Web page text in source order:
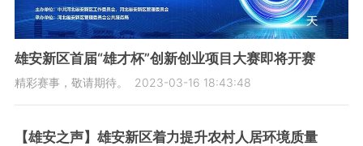
雄安新区首届“雄才杯”创新创业项目大赛即将开赛
精彩赛事，敬请期待。 2023-03-16 18:43:48
【雄安之声】雄安新区着力提升农村人居环境质量